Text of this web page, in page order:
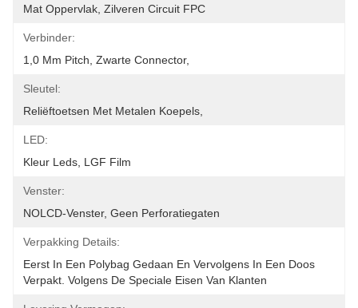
Mat Oppervlak, Zilveren Circuit FPC
Verbinder:
1,0 Mm Pitch, Zwarte Connector,
Sleutel:
Reliëftoetsen Met Metalen Koepels,
LED:
Kleur Leds, LGF Film
Venster:
NOLCD-Venster, Geen Perforatiegaten
Verpakking Details:
Eerst In Een Polybag Gedaan En Vervolgens In Een Doos
Verpakt. Volgens De Speciale Eisen Van Klanten